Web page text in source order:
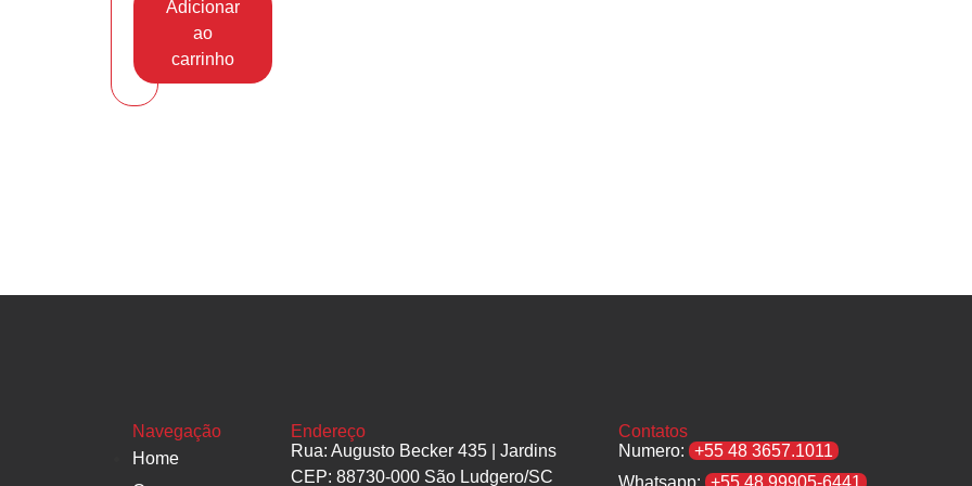
Adicionar
ao
carrinho
Navegação
Home
Endereço
Rua: Augusto Becker 435 | Jardins
CEP: 88730-000 São Ludgero/SC
Contatos
Numero: +55 48 3657.1011